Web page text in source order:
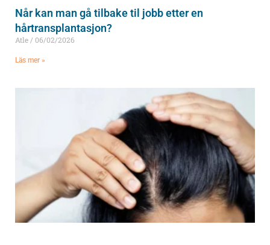
Når kan man gå tilbake til jobb etter en
hårtransplantasjon?
Atle 06/02/2026
Läs mer »